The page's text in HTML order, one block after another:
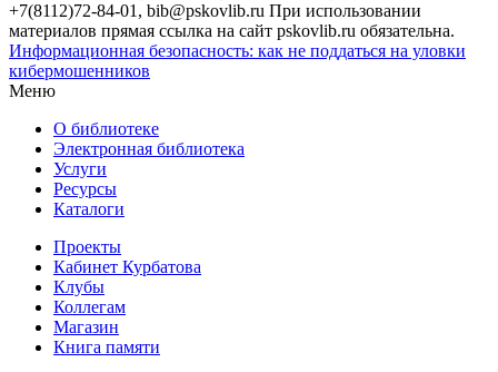
+7(8112)72-84-01, bib@pskovlib.ru При использовании
материалов прямая ссылка на сайт pskovlib.ru обязательна.
Информационная безопасность: как не поддаться на уловки
кибермошенников
Меню
О библиотеке
Электронная библиотека
Услуги
Ресурсы
Каталоги
Проекты
Кабинет Курбатова
Клубы
Коллегам
Магазин
Книга памяти